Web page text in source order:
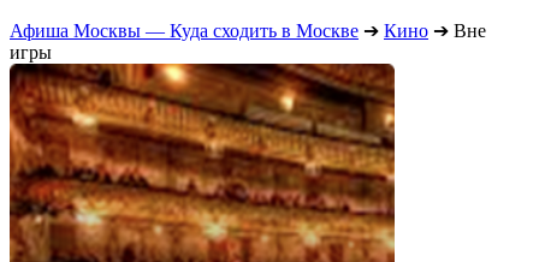
Афиша Москвы — Куда сходить в Москве ➔ Кино ➔ Вне
игры